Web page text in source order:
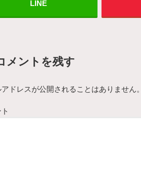
LINE
メントを残す
アドレスが公開されることはありません